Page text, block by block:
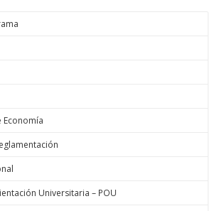
Economía
Universitaria – POU